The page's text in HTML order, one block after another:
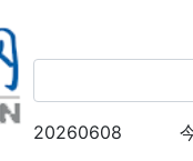
20260608